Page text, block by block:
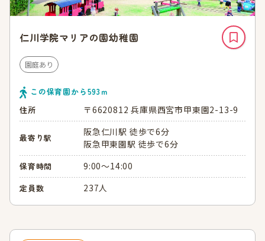
仁川学院マリアの園幼稚園
園庭あり
この保育園から593ｍ
住所
〒6620812 兵庫県西宮市甲東園2-13-9
最寄り駅
阪急仁川駅 徒歩で6分
阪急甲東園駅 徒歩で6分
保育時間 9:00～14:00
定員数 237人